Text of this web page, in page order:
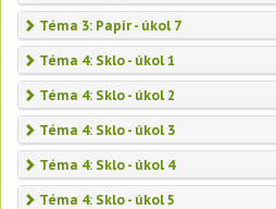
Téma 3: Papír - úkol 7
Téma 4: Sklo - úkol 1
Téma 4: Sklo - úkol 2
Téma 4: Sklo - úkol 3
Téma 4: Sklo - úkol 4
Téma 4: Sklo - úkol 5